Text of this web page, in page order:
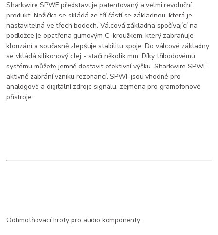
Sharkwire SPWF představuje patentovaný a velmi revoluční
produkt. Nožička se skládá ze tří částí se základnou, která je
nastavitelná ve třech bodech. Válcová základna spočívající na
podložce je opatřena gumovým O-kroužkem, který zabraňuje
klouzání a současně zlepšuje stabilitu spoje. Do válcové základny
se vkládá silikonový olej - stačí několik mm. Díky tříbodovému
systému můžete jemně dostavit efektivní výšku. Sharkwire SPWF
aktivně zabrání vzniku rezonancí. SPWF jsou vhodné pro
analogové a digitální zdroje signálu, zejména pro gramofonové
přístroje.
Odhmotňovací hroty pro audio komponenty.